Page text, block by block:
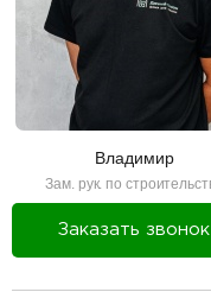
Владимир
Зам. рук. по
Заказать звонок